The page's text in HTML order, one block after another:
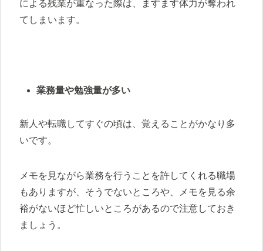
による残業が重なった際は、ますます体力が奪われ
てしまいます。
業務量や勉強量が多い
新人や転職してすぐの頃は、覚えることがかなり多
いです。
メモを見ながら業務を行うことを許してくれる職場
もありますが、そうでないところや、メモを見る余
裕がないほど忙しいところがあるので注意しておき
ましょう。